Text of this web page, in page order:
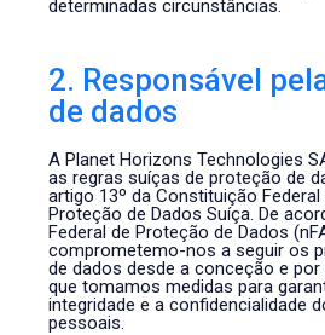
determinadas circunstâncias.
2. Responsável
de dados
A Planet Horizons Technologies
as regras suíças de proteção de
artigo 13º da Constituição Federal
Proteção de Dados Suíça. De
Federal de Proteção de Dados
comprometemo-nos a seguir os
de dados desde a conceção e
que tomamos medidas para
integridade e a confidencialidade
pessoais.